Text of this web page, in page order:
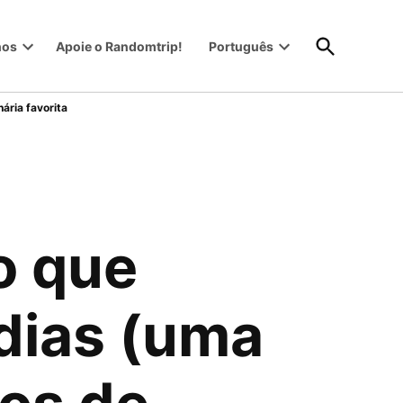
menu
Apoie o Randomtrip! Português
menu
Abrir
Pesquisa
favorita
que
(uma